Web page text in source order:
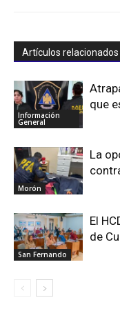
Artículos relacionados
Información
General
que
Morón
La
San Fernando
El
de